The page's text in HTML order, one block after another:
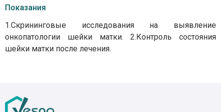
Показания
1.Скрининговые исследования на выявление
онкопатологии шейки матки. 2.Контроль состояния
шейки матки после лечения.